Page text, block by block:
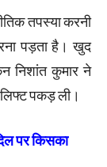
तपस्या करनी
पड़ता है। खुद
निशांत कुमार ने
लिफ्ट पकड़ ली।
पर किसका